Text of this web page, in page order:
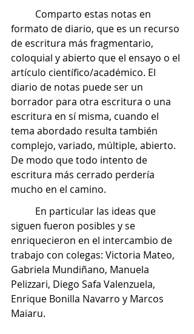
formato de diario, que es un recurso
de escritura más fragmentario,
coloquial y abierto que el ensayo o el
artículo científico/académico. El
diario de notas puede ser un
borrador para otra escritura o una
escritura en sí misma, cuando el
tema abordado resulta también
complejo, variado, múltiple, abierto.
De modo que todo intento de
escritura más cerrado perdería
mucho en el camino.
siguen fueron posibles y se
enriquecieron en el intercambio de
trabajo con colegas: Victoria Mateo,
Gabriela Mundiñano, Manuela
Pelizzari, Diego Safa Valenzuela,
Enrique Bonilla Navarro y Marcos
Maiaru.